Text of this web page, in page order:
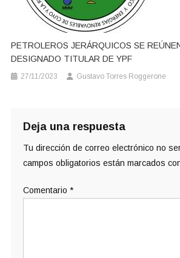
PETROLEROS JERÁRQUICOS SE
DESIGNADO TITULAR DE YPF
27/11/2023 Gustavo Torres Roggerone
Deja una respuesta
Tu dirección de correo electrónico no
campos obligatorios están marcados
Comentario *